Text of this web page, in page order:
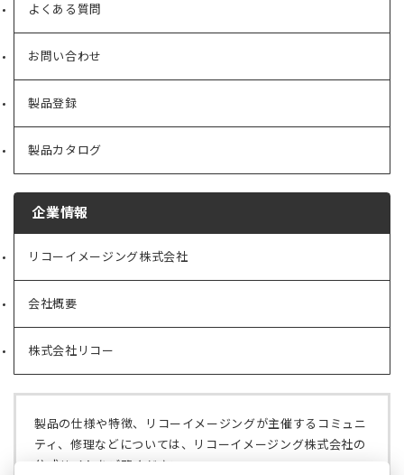
よくある質問
お問い合わせ
製品登録
製品カタログ
企業情報
リコーイメージング株式会社
（新
タ
ブ
で
開
く）
会社概要
（新
タ
ブ
で
く）
株式会社リコー
（新
ブ
で
開
製品の仕様や特徴、リコーイメージングが主催するコミュニ
ティ、修理などについては、リコーイメージング株式会社の
公式サイトをご覧ください。